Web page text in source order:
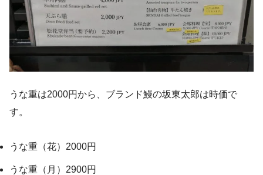
うな重は2000円から、ブランド鰻の坂東太郎は時価で
す。
うな重（花）2000円
うな重（月）2900円